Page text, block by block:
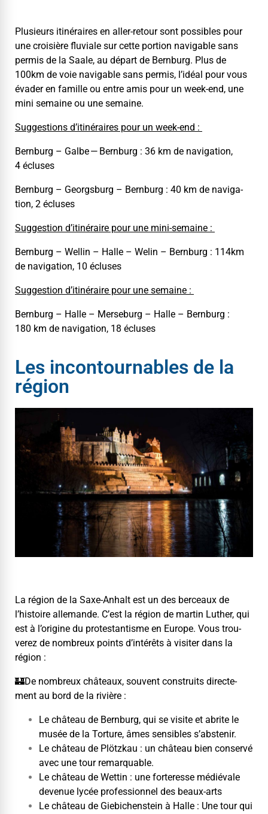
Plusieurs itinéraires en aller-retour sont pos­si­bles pour
une croisière flu­viale sur cette por­tion nav­i­ga­ble sans
per­mis de la Saale, au départ de Bern­burg. Plus de
100km de voie nav­i­ga­ble sans per­mis, l’idéal pour vous
évad­er en famille ou entre amis pour un week-end, une
mini semaine ou une semaine.
Sug­ges­tions d’itinéraires pour un week-end :
Bern­burg – Galbe — Bern­burg : 36 km de nav­i­ga­tion,
4 écluses
Bern­burg – Georgs­burg – Bern­burg : 40 km de nav­i­ga­
tion, 2 écluses
Sug­ges­tion d’itinéraire pour une mini-semaine :
Bern­burg – Wellin – Halle – Welin – Bern­burg : 114km
de nav­i­ga­tion, 10 écluses
Sug­ges­tion d’itinéraire pour une semaine :
Bern­burg – Halle – Merse­burg – Halle – Bern­burg :
180 km de nav­i­ga­tion, 18 écluses
Les incontournables de la
région
La région de la Saxe-Anhalt est un des berceaux de
l’histoire alle­mande. C’est la région de mar­tin Luther, qui
est à l’origine du protes­tantisme en Europe. Vous trou­
verez de nom­breux points d’intérêts à vis­iter dans la
région :
🏰De nom­breux châteaux, sou­vent con­stru­its directe­
ment au bord de la rivière :
Le château de Bern­burg, qui se vis­ite et abrite le
musée de la Tor­ture, âmes sen­si­bles s’abstenir.
Le château de Plötzkau : un château bien con­servé
avec une tour remarquable.
Le château de Wet­tin : une forter­esse médié­vale
dev­enue lycée pro­fes­sion­nel des beaux-arts
Le château de Giebichen­stein à Halle : Une tour qui